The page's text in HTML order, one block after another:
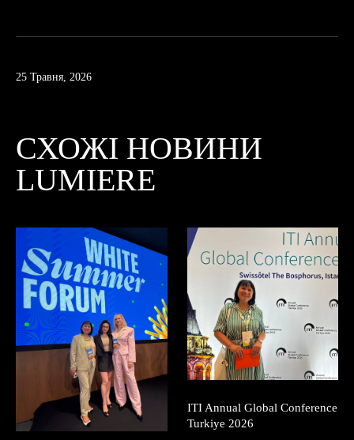
25 Травня, 2026
СХОЖІ НОВИНИ
LUMIERE
ITI Annual Global Conference
Turkiye 2026